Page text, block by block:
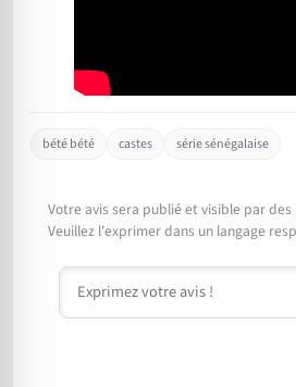
bété bété castes série sénégalaise
Votre avis sera publié et visible par
Veuillez l'exprimer dans un langage
Commentaire